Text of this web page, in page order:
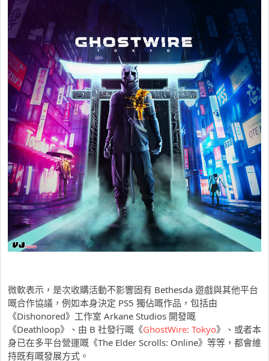
微軟表示，是次收購活動不影響固有 Bethesda 遊戲與其他平台
嘅合作協議，例如本身決定 PS5 獨佔嘅作品，包括由
《Dishonored》工作室 Arkane Studios 開發嘅
《Deathloop》、由 B 社發行嘅《GhostWire: Tokyo》、或者本
身已在多平台營運嘅《The Elder Scrolls: Online》等等，都會維
持既有嘅發展方式。